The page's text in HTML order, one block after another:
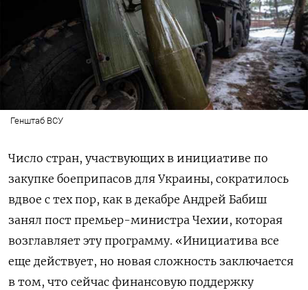
Генштаб ВСУ
Число стран, участвующих в инициативе по
закупке боеприпасов для Украины, сократилось
вдвое с тех пор, как в декабре Андрей Бабиш
занял пост премьер-министра Чехии, которая
возглавляет эту программу. «Инициатива все
еще действует, но новая сложность заключается
в том, что сейчас финансовую поддержку